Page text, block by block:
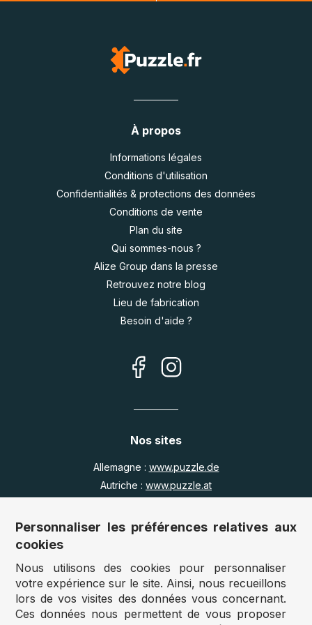
À propos
Informations légales
Conditions d'utilisation
Confidentialités & protections des données
Conditions de vente
Plan du site
Qui sommes-nous ?
Alize Group dans la presse
Retrouvez notre blog
Lieu de fabrication
Besoin d'aide ?
Nos sites
Allemagne : www.puzzle.de
Autriche : www.puzzle.at
Royaume Uni :
www.jigsawpuzzle.co.uk
Accès revendeurs / détaillants
Vous avez un magasin ?
Vous souhaitez accéder à nos prix revendeurs ?
Personnaliser les préférences relatives aux
cookies
Nous utilisons des cookies pour personnaliser
votre expérience sur le site. Ainsi, nous recueillons
lors de vos visites des données vous concernant.
Ces données nous permettent de vous proposer